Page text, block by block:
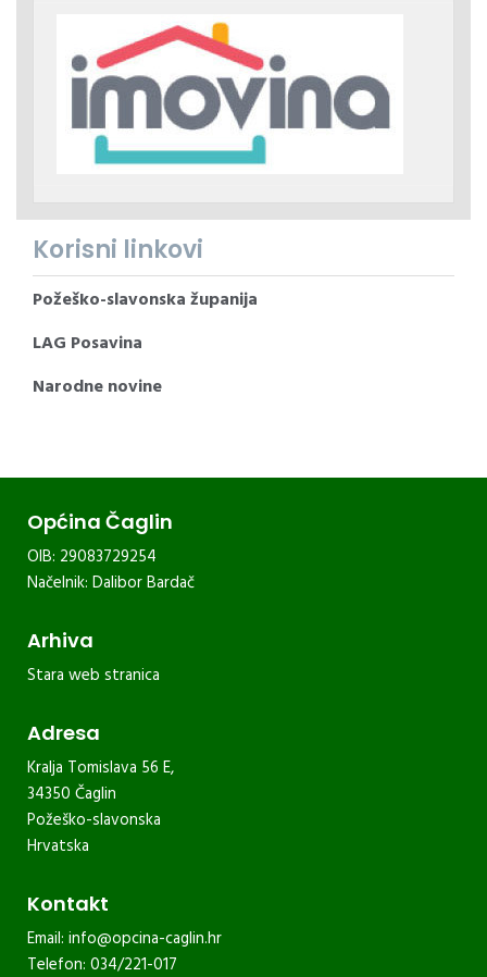
Korisni linkovi
Požeško-slavonska županija
LAG Posavina
Narodne novine
Općina Čaglin
OIB: 29083729254
Načelnik: Dalibor Bardač
Arhiva
Stara web stranica
Adresa
Kralja Tomislava 56 E,
34350 Čaglin
Požeško-slavonska
Hrvatska
Kontakt
Email: info@opcina-caglin.hr
Telefon: 034/221-017